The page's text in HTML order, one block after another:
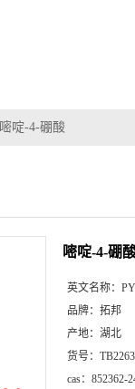
嘧啶-4-硼酸
嘧啶-4-硼
英文名称：
品牌： 拓邦
产地： 湖北
货号： TB2263
cas： 852362-